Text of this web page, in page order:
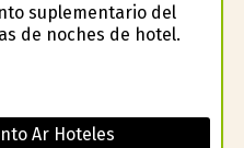
suplementario del
de noches de hotel.
Ar Hoteles